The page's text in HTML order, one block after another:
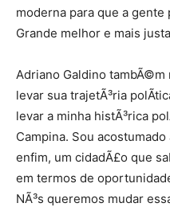
moderna para que a
Grande melhor e mais
Adriano Galdino tambÃ©m
levar sua trajetÃ³ria
levar a minha histÃ³rica
Campina. Sou
enfim, um cidadÃ£o que
em termos de
NÃ³s queremos mudar